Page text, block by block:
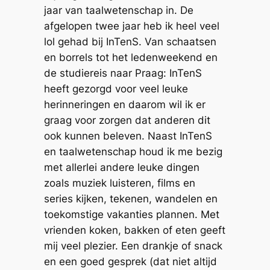
jaar van taalwetenschap in. De
afgelopen twee jaar heb ik heel veel
lol gehad bij InTenS. Van schaatsen
en borrels tot het ledenweekend en
de studiereis naar Praag: InTenS
heeft gezorgd voor veel leuke
herinneringen en daarom wil ik er
graag voor zorgen dat anderen dit
ook kunnen beleven. Naast InTenS
en taalwetenschap houd ik me bezig
met allerlei andere leuke dingen
zoals muziek luisteren, films en
series kijken, tekenen, wandelen en
toekomstige vakanties plannen. Met
vrienden koken, bakken of eten geeft
mij veel plezier. Een drankje of snack
en een goed gesprek (dat niet altijd